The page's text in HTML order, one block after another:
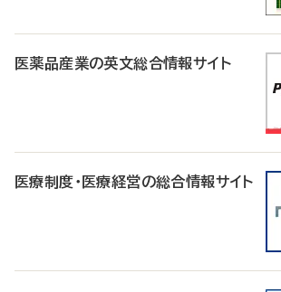
医薬品産業の英文総合情報サイト
医療制度・医療経営の総合情報サイト